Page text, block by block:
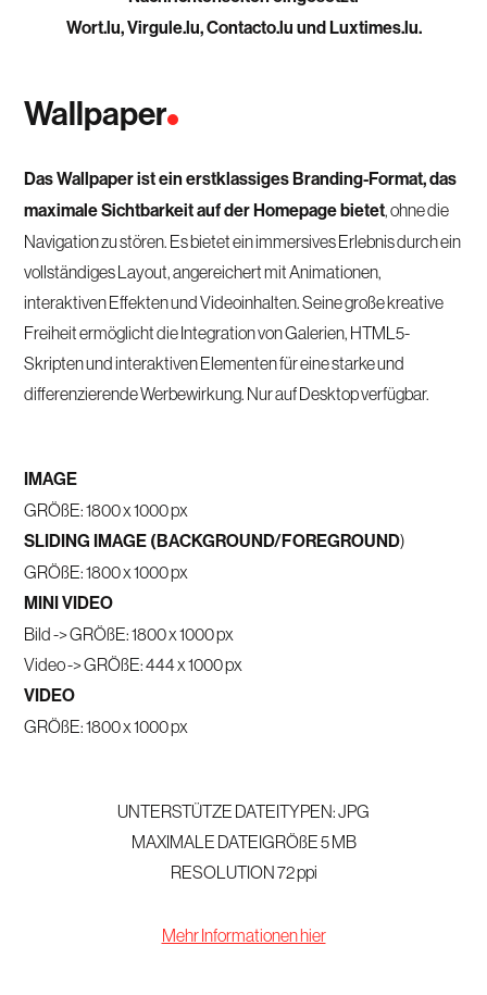
Wort.lu, Virgule.lu, Contacto.lu und Luxtimes.lu.
Wallpaper
Das Wallpaper ist ein erstklassiges Branding-Format, das
maximale Sichtbarkeit auf der Homepage bietet, ohne die
Navigation zu stören. Es bietet ein immersives Erlebnis durch ein
vollständiges Layout, angereichert mit Animationen,
interaktiven Effekten und Videoinhalten. Seine große kreative
Freiheit ermöglicht die Integration von Galerien, HTML5-
Skripten und interaktiven Elementen für eine starke und
differenzierende Werbewirkung. Nur auf Desktop verfügbar.
IMAGE
GRÖßE: 1800 x 1000 px
SLIDING IMAGE (BACKGROUND/FOREGROUND)
GRÖßE: 1800 x 1000 px
MINI VIDEO
Bild -> GRÖßE: 1800 x 1000 px
Video -> GRÖßE: 444 x 1000 px
VIDEO
GRÖßE: 1800 x 1000 px
UNTERSTÜTZE DATEITYPEN: JPG
MAXIMALE DATEIGRÖßE 5 MB
RESOLUTION 72 ppi
Mehr Informationen hier